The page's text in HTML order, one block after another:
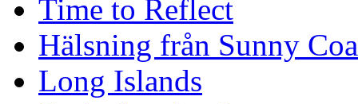
Time to Reflect
Hälsning från Sunny
Long Islands